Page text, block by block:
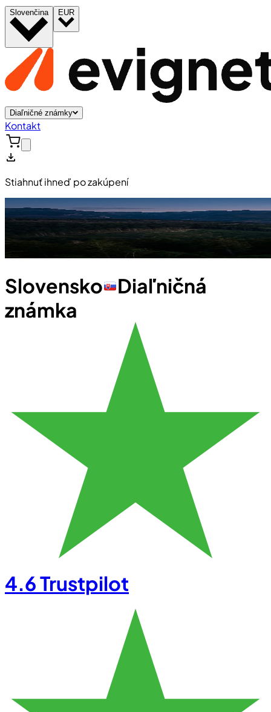
Slovenčina EUR
Diaľničné známky
Kontakt
Stiahnuť ihneď po zakúpení
Slovensko
Diaľničná
známka
4.6Trustpilot